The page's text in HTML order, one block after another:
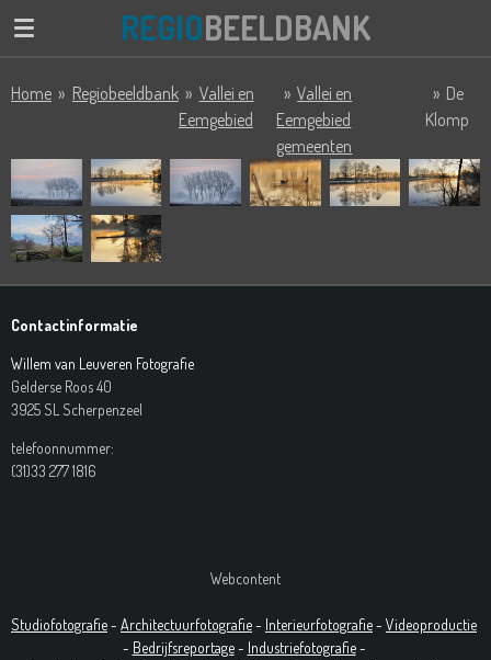
Ga
de
REGIOBEELDBANK
Home » Regiobeeldbank » Vallei en
Eemgebied
» Vallei en
Eemgebied
gemeenten
» De
Klomp
Contactinformatie
Willem van Leuveren Fotografie
Gelderse Roos 40
3925 SL Scherpenzeel
telefoonnummer:
(31)33 277 1816
Webcontent
Studiofotografie- Architectuurfotografie- Interieurfotografie- Videoproductie
- Bedrijfsreportage- Industriefotografie-